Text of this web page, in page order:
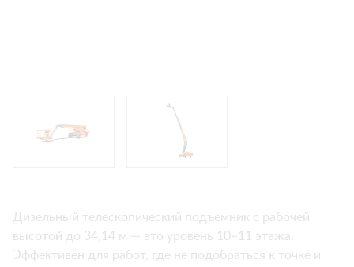
Дизельный телескопический подъемник с рабочей
высотой до 34,14 м — это уровень 10–11 этажа.
Эффективен для работ, где не подобраться к точке и